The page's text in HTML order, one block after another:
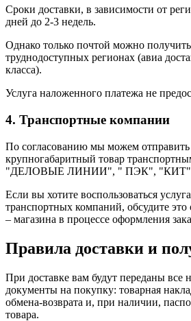
Сроки доставки, в зависимости от
дней до 2-3 недель.
Однако только почтой можно получить
труднодоступных регионах (авиа
класса).
Услуга наложенного платежа не
4. Транспортные компании
По согласованию мы можем
крупногабаритный товар
"ДЕЛОВЫЕ ЛИНИИ", " ПЭК", "КИТ",
Если вы хотите воспользоваться
транспортных компаний, обсудите
– магазина в процессе оформления
Правила доставки и
При доставке вам будут переданы все
документы на покупку: товарная
обмена-возврата и, при наличии,
товара.